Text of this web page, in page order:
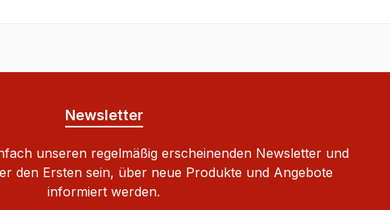
Newsletter
unseren regelmäßig erscheinenden Newsletter und
den Ersten sein, über neue Produkte und Angebote
informiert werden.